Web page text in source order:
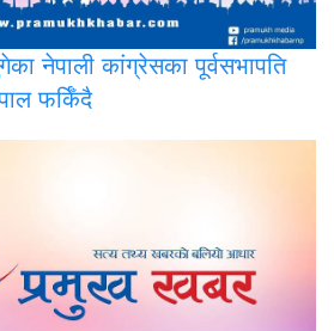
नेपाली कांग्रेसका पूर्वसभापति
फर्किँदै